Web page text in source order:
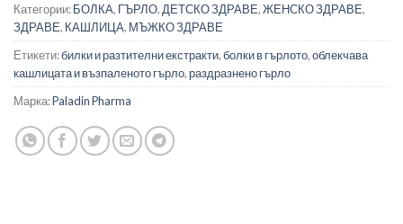
Категории:БОЛКА, ГЪРЛО, ДЕТСКО ЗДРАВЕ,ЖЕНСКО ЗДРАВЕ,
ЗДРАВЕ, КАШЛИЦА, МЪЖКО ЗДРАВЕ
Етикети:билки и разтителни екстракти,болки в гърлото,облекчава
кашлицата и възпаленото гърло,раздразнено гърло
Марка:Paladin Pharma